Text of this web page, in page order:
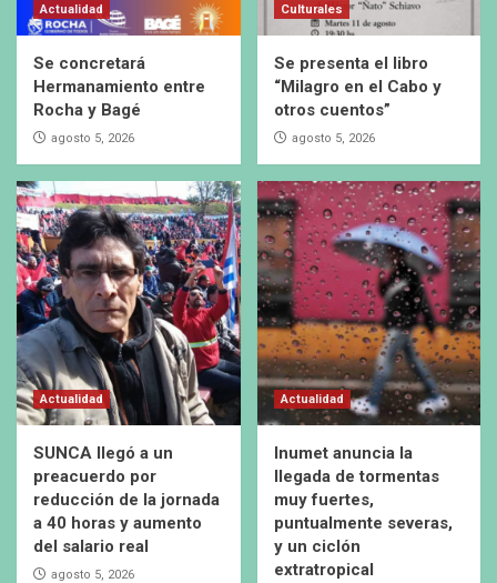
Actualidad
Se concretará
Hermanamiento entre
Rocha y Bagé
agosto 5, 2026
Culturales
Se presenta el libro
“Milagro en el Cabo y
otros cuentos”
agosto 5, 2026
Actualidad
SUNCA llegó a un
preacuerdo por
reducción de la jornada
a 40 horas y aumento
del salario real
agosto 5, 2026
Actualidad
Inumet anuncia la
llegada de tormentas
muy fuertes,
puntualmente severas,
y un ciclón
extratropical